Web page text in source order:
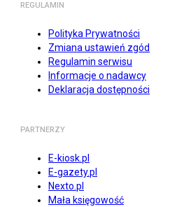
REGULAMIN
Polityka Prywatności
Zmiana ustawień zgód
Regulamin serwisu
Informacje o nadawcy
Deklaracja dostępności
PARTNERZY
E-kiosk.pl
E-gazety.pl
Nexto.pl
Mała księgowość